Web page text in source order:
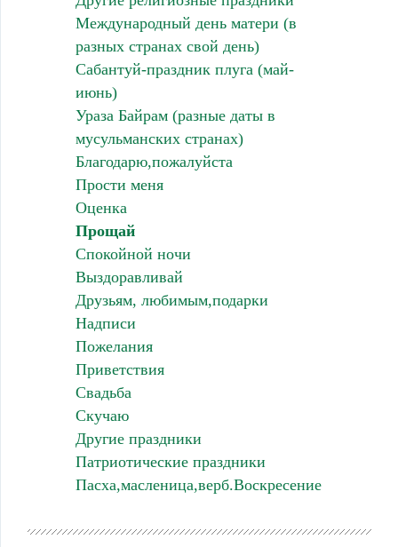
Международный день матери (в
разных странах свой день)
Сабантуй-праздник плуга (май-
июнь)
Ураза Байрам (разные даты в
мусульманских странах)
Благодарю,пожалуйста
Прости меня
Оценка
Прощай
Спокойной ночи
Выздоравливай
Друзьям, любимым,подарки
Надписи
Пожелания
Приветствия
Свадьба
Скучаю
Другие праздники
Патриотические праздники
Пасха,масленица,верб.Воскресение